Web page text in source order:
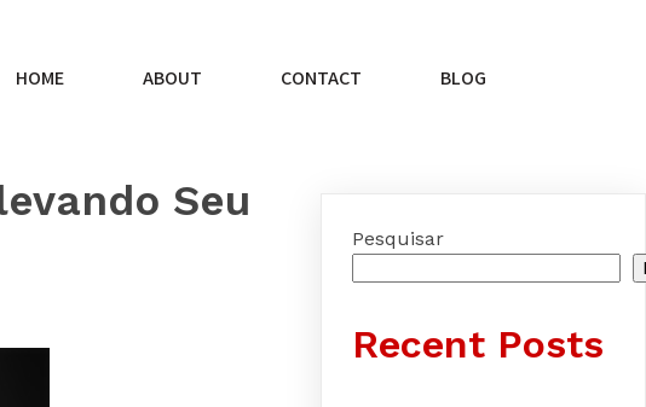
HOME ABOUT CONTACT BLOG
Seu
Pesquisar
Recent Posts